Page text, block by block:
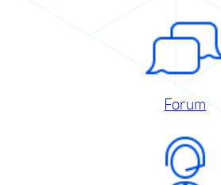
Forum